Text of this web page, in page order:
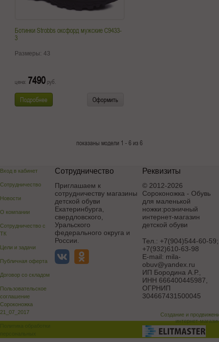
Ботинки Strobbs оксфорд мужские C9433-
3
Размеры: 43
цена: 7490 руб.
Подробнее Оформить
показаны модели 1 - 6 из 6
Вход в кабинет
Сотрудничество
Новости
О компании
Сотрудничество с
ТК
Цели и задачи
Публичная оферта
Договор со складом
Пользовательское
соглашение
Сороконожка
21_07_2017
Сотрудничество
Приглашаем к
сотрудничеству магазины
детской обуви
Екатеринбурга,
свердловского,
Уральского
федерального округа и
России.
Реквизиты
© 2012-2026
Сороконожка - Обувь
для маленькой
ножки:розничный
интернет-магазин
детской обуви
Тел.: +7(904)544-60-59;
+7(932)610-63-98
E-mail: mila-
obuv@yandex.ru
ИП Бородина А.Р.
ИНН 666400445987,
ОГРНИП
304667431500045
Создание и
интернет-